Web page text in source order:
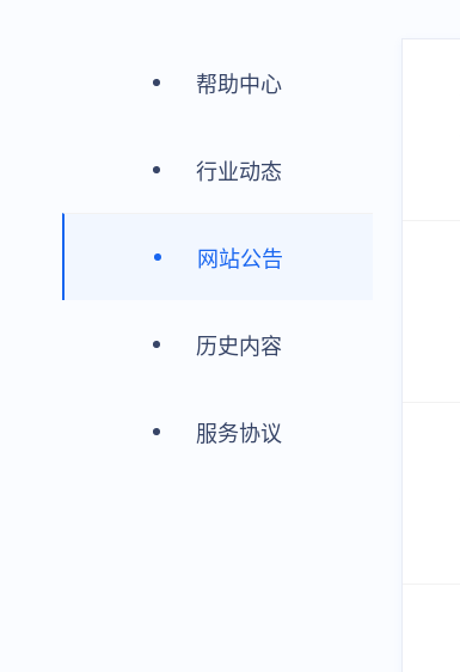
帮助中心
行业动态
网站公告
历史内容
服务协议